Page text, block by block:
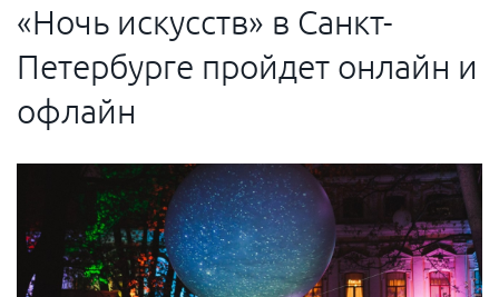
«Ночь искусств» в Санкт-
Петербурге пройдет онлайн и
офлайн